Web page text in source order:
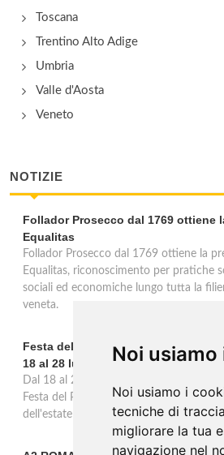
Noi
Noi usiamo i
tecniche di
migliorare la tua
navigazione nel
Toscana
Trentino Alto Adige
Umbria
Valle d'Aosta
Veneto
NOTIZIE
Follador Prosecco dal 1769 ottiene
Equalitas
Follador Prosecco dal 1769 ottiene la
Equalitas, riconoscimento per pratiche
sociali ed economiche lungo tutta la
veneta.
Festa del Pomodoro a Cappella di
18 al 28 luglio
Dal 18 al 28 luglio Cappella di Scorzè
Festa del Pomodoro, undici giorni
dell'estate e alla tradizione agricola